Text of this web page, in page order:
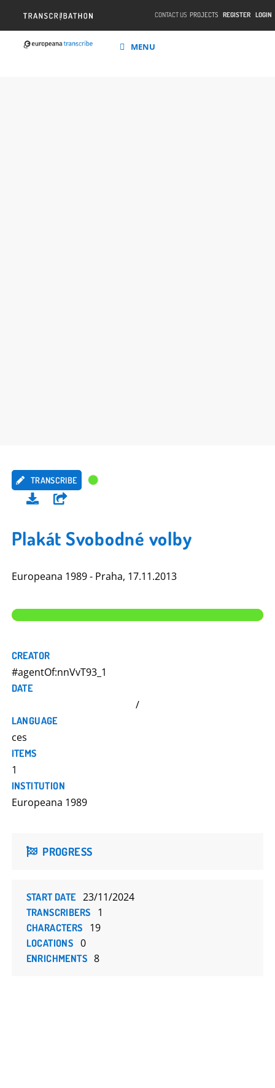
CONTACT US PROJECTS REGISTER LOGIN
MENU
TRANSCRIBE
Plakát Svobodné volby
Europeana 1989 - Praha, 17.11.2013
CREATOR
#agentOf:nnVvT93_1
DATE
/
LANGUAGE
ces
ITEMS
1
INSTITUTION
Europeana 1989
PROGRESS
START DATE 23/11/2024
TRANSCRIBERS 1
CHARACTERS 19
LOCATIONS 0
ENRICHMENTS 8